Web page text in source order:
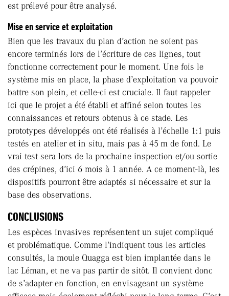
est prélevé pour être analysé.
Mise en service et exploitation
Bien que les travaux du plan d’action ne soient pas
encore terminés lors de l’écriture de ces lignes, tout
fonctionne correctement pour le moment. Une fois le
système mis en place, la phase d’exploitation va pouvoir
battre son plein, et celle-ci est cruciale. Il faut rappeler
ici que le projet a été établi et affiné selon toutes les
connaissances et retours obtenus à ce stade. Les
prototypes développés ont été réalisés à l’échelle 1:1 puis
testés en atelier et in situ, mais pas à 45 m de fond. Le
vrai test sera lors de la prochaine inspection et/ou sortie
des crépines, d’ici 6 mois à 1 année. A ce moment-là, les
dispositifs pourront être adaptés si nécessaire et sur la
base des observations.
CONCLUSIONS
Les espèces invasives représentent un sujet compliqué
et problématique. Comme l’indiquent tous les articles
consultés, la moule Quagga est bien implantée dans le
lac Léman, et ne va pas partir de sitôt. Il convient donc
de s’adapter en fonction, en envisageant un système